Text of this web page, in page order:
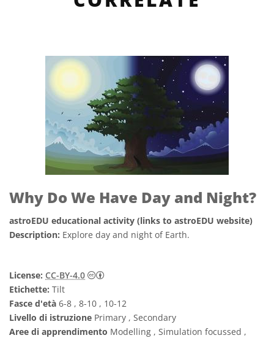
Why Do We Have Day and Night?
astroEDU educational activity (links to astroEDU website)
Description: Explore day and night of Earth.
License: CC-BY-4.0
Creative Commons Attribuzione 4.0
Etichette: Tilt
Fasce d'età 6-8 , 8-10 , 10-12
Livello di istruzione Primary , Secondary
Aree di apprendimento Modelling , Simulation focussed ,